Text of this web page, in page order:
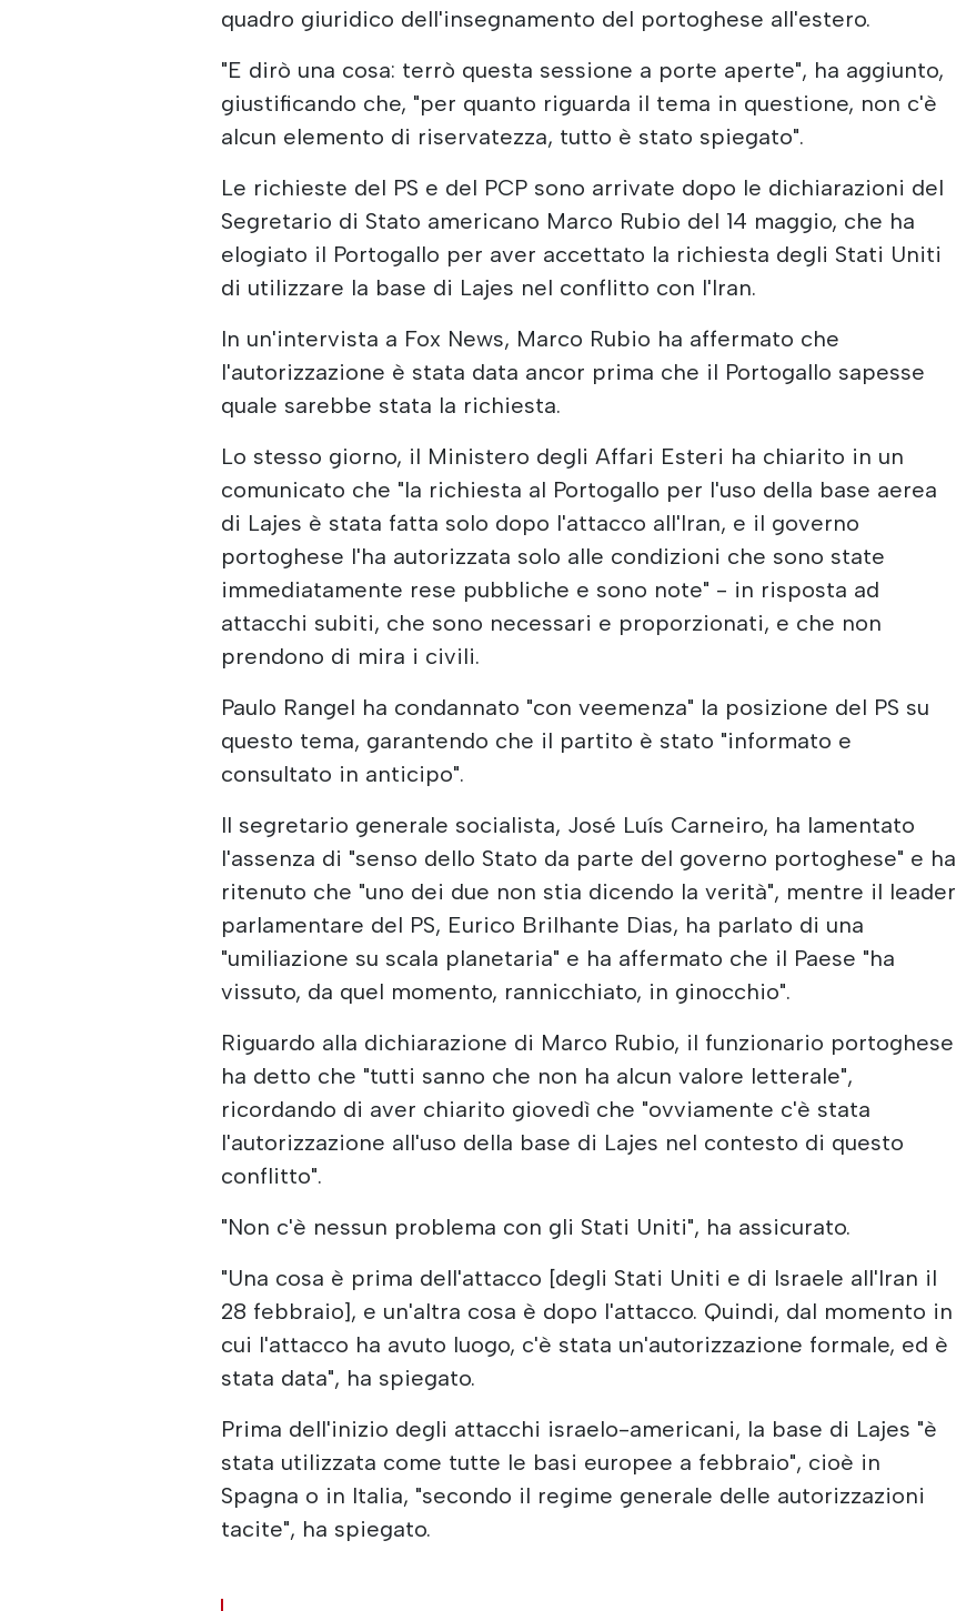
quadro giuridico dell'insegnamento del portoghese all'estero.
"E dirò una cosa: terrò questa sessione a porte aperte", ha aggiunto,
giustificando che, "per quanto riguarda il tema in questione, non c'è
alcun elemento di riservatezza, tutto è stato spiegato".
Le richieste del PS e del PCP sono arrivate dopo le dichiarazioni del
Segretario di Stato americano Marco Rubio del 14 maggio, che ha
elogiato il Portogallo per aver accettato la richiesta degli Stati Uniti
di utilizzare la base di Lajes nel conflitto con l'Iran.
In un'intervista a Fox News, Marco Rubio ha affermato che
l'autorizzazione è stata data ancor prima che il Portogallo sapesse
quale sarebbe stata la richiesta.
Lo stesso giorno, il Ministero degli Affari Esteri ha chiarito in un
comunicato che "la richiesta al Portogallo per l'uso della base aerea
di Lajes è stata fatta solo dopo l'attacco all'Iran, e il governo
portoghese l'ha autorizzata solo alle condizioni che sono state
immediatamente rese pubbliche e sono note" - in risposta ad
attacchi subiti, che sono necessari e proporzionati, e che non
prendono di mira i civili.
Paulo Rangel ha condannato "con veemenza" la posizione del PS su
questo tema, garantendo che il partito è stato "informato e
consultato in anticipo".
Il segretario generale socialista, José Luís Carneiro, ha lamentato
l'assenza di "senso dello Stato da parte del governo portoghese" e ha
ritenuto che "uno dei due non stia dicendo la verità", mentre il leader
parlamentare del PS, Eurico Brilhante Dias, ha parlato di una
"umiliazione su scala planetaria" e ha affermato che il Paese "ha
vissuto, da quel momento, rannicchiato, in ginocchio".
Riguardo alla dichiarazione di Marco Rubio, il funzionario portoghese
ha detto che "tutti sanno che non ha alcun valore letterale",
ricordando di aver chiarito giovedì che "ovviamente c'è stata
l'autorizzazione all'uso della base di Lajes nel contesto di questo
conflitto".
"Non c'è nessun problema con gli Stati Uniti", ha assicurato.
"Una cosa è prima dell'attacco [degli Stati Uniti e di Israele all'Iran il
28 febbraio], e un'altra cosa è dopo l'attacco. Quindi, dal momento in
cui l'attacco ha avuto luogo, c'è stata un'autorizzazione formale, ed è
stata data", ha spiegato.
Prima dell'inizio degli attacchi israelo-americani, la base di Lajes "è
stata utilizzata come tutte le basi europee a febbraio", cioè in
Spagna o in Italia, "secondo il regime generale delle autorizzazioni
tacite", ha spiegato.